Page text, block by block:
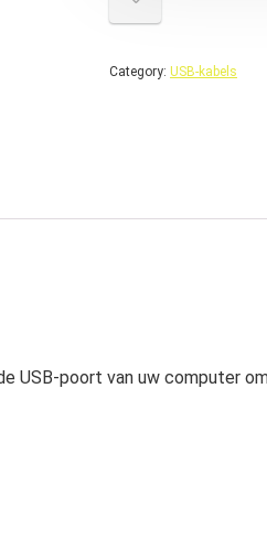
Category: USB-kabels
poort van uw computer